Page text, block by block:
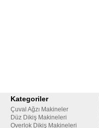
Kategoriler
Çuval Ağzı Makineler
Düz Dikiş Makineleri
Overlok Dikiş Makineleri